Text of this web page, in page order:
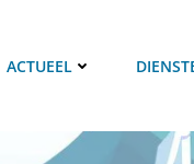
ACTUEEL